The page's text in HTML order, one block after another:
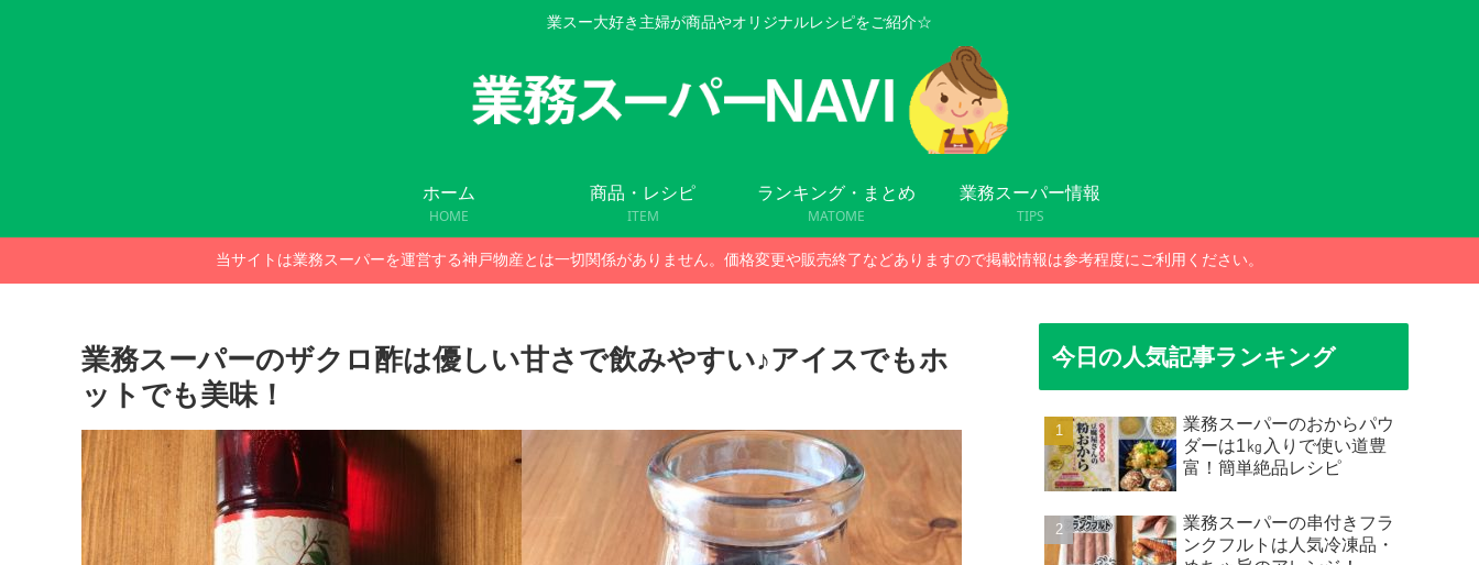
業スー大好き主婦が商品やオリジナルレシピをご紹介☆
ホーム
HOME
商品・レシピ
ITEM
ランキング・まとめ
MATOME
業務スーパー情報
TIPS
当サイトは業務スーパーを運営する神戸物産とは一切関係がありません。価格変更や販売終了などありますので掲載情報は参考程度にご利用ください。
業務スーパーのザクロ酢は優しい甘さで飲みやすい♪アイスでもホ
ットでも美味！
今日の人気記事ランキング
業務スーパーのおからパウ
ダーは1㎏入りで使い道豊
富！簡単絶品レシピ
業務スーパーの串付きフラ
ンクフルトは人気冷凍品・